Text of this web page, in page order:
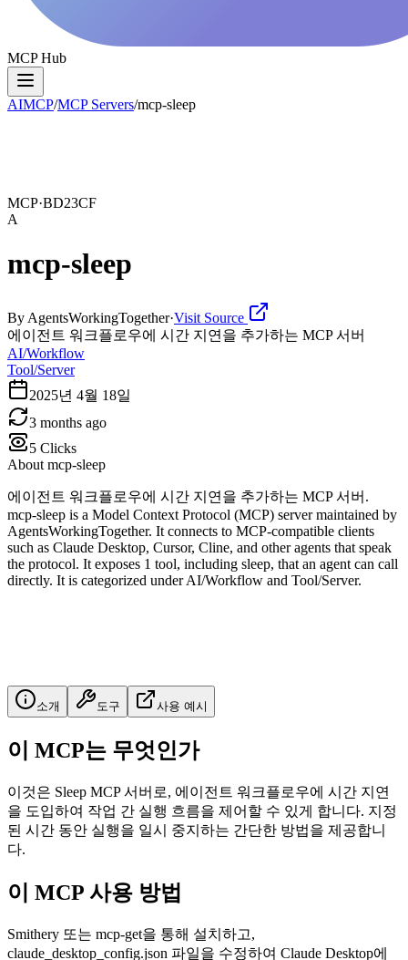
MCP Hub
AIMCP/MCP Servers/mcp-sleep
MCP·BD23CF
A
mcp-sleep
By AgentsWorkingTogether·Visit Source
에이전트 워크플로우에 시간 지연을 추가하는 MCP 서버
AI/Workflow
Tool/Server
2025년 4월 18일
3 months ago
5 Clicks
About mcp-sleep
에이전트 워크플로우에 시간 지연을 추가하는 MCP 서버.
mcp-sleep is a Model Context Protocol (MCP) server maintained by
AgentsWorkingTogether. It connects to MCP-compatible clients
such as Claude Desktop, Cursor, Cline, and other agents that speak
the protocol. It exposes 1 tool, including sleep, that an agent can call
directly. It is categorized under AI/Workflow and Tool/Server.
소개 도구 사용 예시
이 MCP는 무엇인가
이것은 Sleep MCP 서버로, 에이전트 워크플로우에 시간 지연
을 도입하여 작업 간 실행 흐름을 제어할 수 있게 합니다. 지정
된 시간 동안 실행을 일시 중지하는 간단한 방법을 제공합니
다.
이 MCP 사용 방법
Smithery 또는 mcp-get을 통해 설치하고,
claude_desktop_config.json 파일을 수정하여 Claude Desktop에